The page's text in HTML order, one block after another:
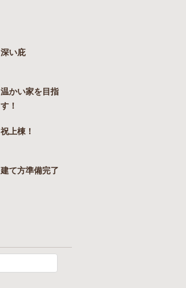
深い庇
温かい家を目指
す！
祝上棟！
建て方準備完了